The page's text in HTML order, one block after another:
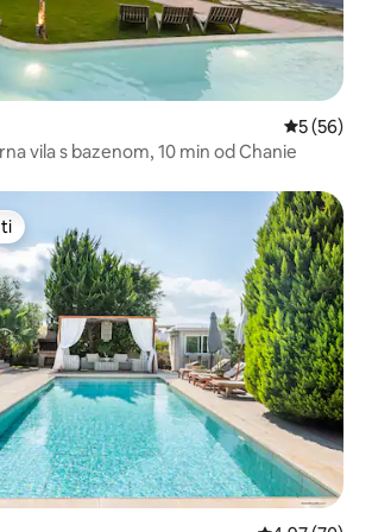
Prosječna
5 (56)
vila s bazenom, 10 min od Chanie
s oznakom „Odabrali gosti”